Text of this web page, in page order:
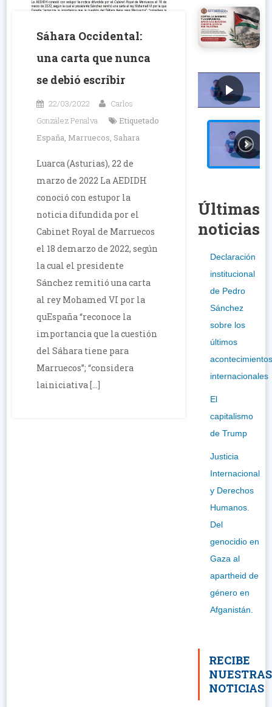
Sáhara Occidental:
una carta que nunca
se debió escribir
22/03/2022
Carlos
González Penalva
Etiquetado
España, Marruecos, Sahara
Luarca (Asturias), 22 de
marzo de 2022 La AEDIDH
conoció con estupor la
noticia difundida por el
Cabinet Royal de Marruecos
el 18 demarzo de 2022, según
la cual el presidente
Sánchez remitió una carta
al rey Mohamed VI por la
quEspaña “reconoce la
importancia que la cuestión
del Sáhara tiene para
Marruecos”; “considera
lainiciativa […]
Últimas
noticias
Declaración
institucional
de Pedro
Sánchez
sobre los
últimos
internacionales
El
capitalismo
de Trump
Justicia
Internacional
y Derechos
Humanos.
Del
genocidio en
Gaza al
apartheid de
género en
Afganistán.
RECIBE
NUESTRAS
NOTICIAS